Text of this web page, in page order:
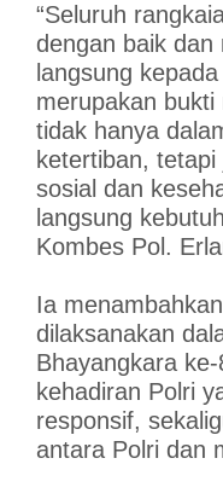
“Seluruh
dengan baik
langsung
merupakan
tidak hanya
ketertiban,
sosial dan
langsung
Kombes Pol.
Ia
dilaksanakan
Bhayangkara
kehadiran Polri
responsif,
antara Polri dan